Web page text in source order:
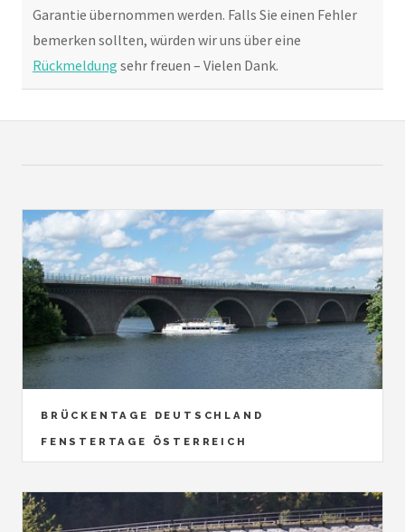
Garantie übernommen werden. Falls Sie einen Fehler
bemerken sollten, würden wir uns über eine
Rückmeldung sehr freuen – Vielen Dank.
BRÜCKENTAGE DEUTSCHLAND
FENSTERTAGE ÖSTERREICH